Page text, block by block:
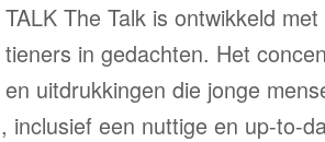
TALK The Talk is ontwikkeld
tieners in gedachten. Het
en uitdrukkingen die jonge
inclusief een nuttige en up-to-